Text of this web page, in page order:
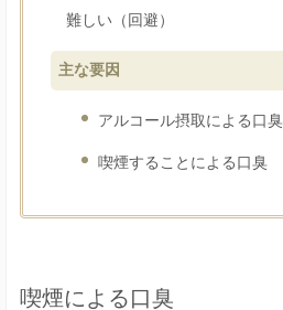
難しい（回避）
主な要因
アルコール摂取による口臭
喫煙することによる口臭
喫煙による口臭